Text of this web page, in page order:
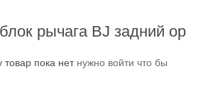
рычага BJ задний ор
пока нет нужно войти что бы